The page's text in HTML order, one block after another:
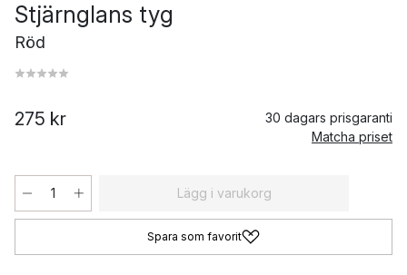
Stjärnglans tyg
Röd
275 kr
30 dagars prisgaranti
Matcha priset
Lägg i varukorg
Spara som favorit